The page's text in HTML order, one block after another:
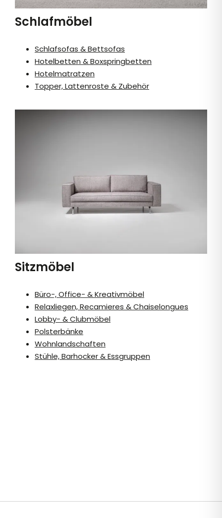
Schlafmöbel
Schlafsofas & Bettsofas
Hotelbetten & Boxspringbetten
Hotelmatratzen
Topper, Lattenroste & Zubehör
Sitzmöbel
Büro-, Office- & Kreativmöbel
Relaxliegen, Recamieres & Chaiselongues
Lobby- & Clubmöbel
Polsterbänke
Wohnlandschaften
Stühle, Barhocker & Essgruppen